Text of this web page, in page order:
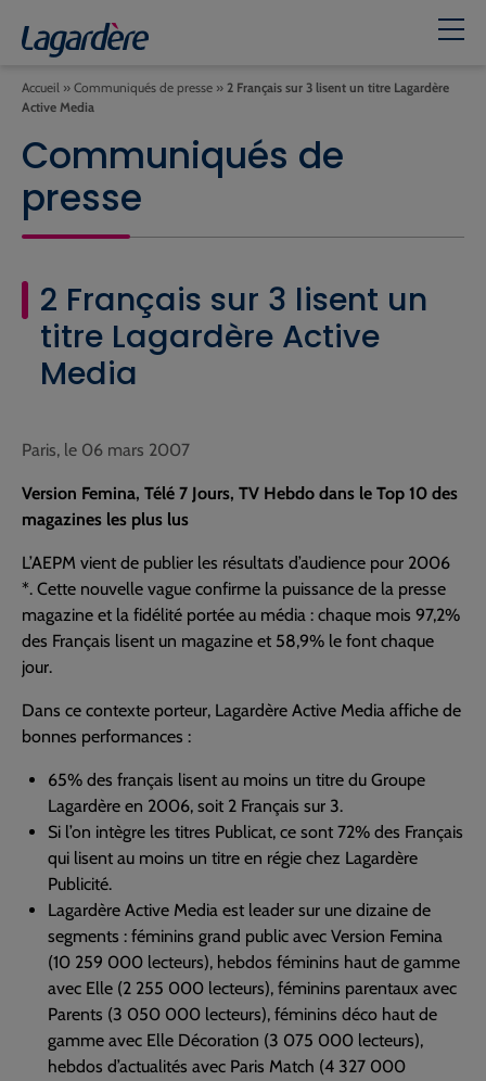
Accueil » Communiqués de presse » 2 Français sur 3 lisent un titre Lagardère
Active Media
Communiqués de
presse
2 Français sur 3 lisent un
titre Lagardère Active
Media
Paris, le 06 mars 2007
Version Femina, Télé 7 Jours, TV Hebdo dans le Top 10 des
magazines les plus lus
L’AEPM vient de publier les résultats d’audience pour 2006
*. Cette nouvelle vague confirme la puissance de la presse
magazine et la fidélité portée au média : chaque mois 97,2%
des Français lisent un magazine et 58,9% le font chaque
jour.
Dans ce contexte porteur, Lagardère Active Media affiche de
bonnes performances :
65% des français lisent au moins un titre du Groupe
Lagardère en 2006, soit 2 Français sur 3.
Si l’on intègre les titres Publicat, ce sont 72% des Français
qui lisent au moins un titre en régie chez Lagardère
Publicité.
Lagardère Active Media est leader sur une dizaine de
segments : féminins grand public avec Version Femina
(10 259 000 lecteurs), hebdos féminins haut de gamme
avec Elle (2 255 000 lecteurs), féminins parentaux avec
Parents (3 050 000 lecteurs), féminins déco haut de
gamme avec Elle Décoration (3 075 000 lecteurs),
hebdos d’actualités avec Paris Match (4 327 000